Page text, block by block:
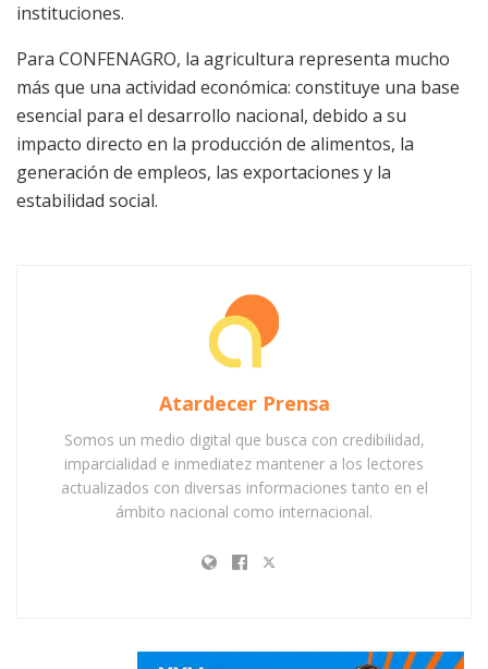
instituciones.
Para CONFENAGRO, la agricultura representa mucho
más que una actividad económica: constituye una base
esencial para el desarrollo nacional, debido a su
impacto directo en la producción de alimentos, la
generación de empleos, las exportaciones y la
estabilidad social.
Atardecer Prensa
Somos un medio digital que busca con credibilidad,
imparcialidad e inmediatez mantener a los lectores
actualizados con diversas informaciones tanto en el
ámbito nacional como internacional.